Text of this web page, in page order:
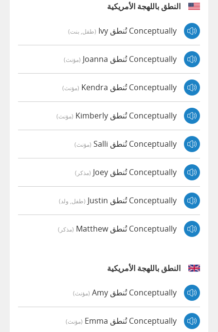
النطق باللهجة الأمريكية
Conceptually تُنطق Ivy (طفل, بنت)
Conceptually تُنطق Joanna (مؤنث)
Conceptually تُنطق Kendra (مؤنث)
Conceptually تُنطق Kimberly (مؤنث)
Conceptually تُنطق Salli (مؤنث)
Conceptually تُنطق Joey (مذكر)
Conceptually تُنطق Justin (طفل, ولد)
Conceptually تُنطق Matthew (مذكر)
النطق باللهجة الأمريكية
Conceptually تُنطق Amy (مؤنث)
Conceptually تُنطق Emma (مؤنث)